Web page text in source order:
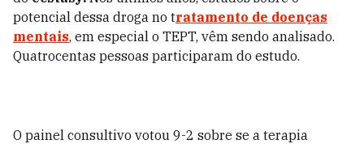
potencial dessa droga no tratamento de doenças
mentais, em especial o TEPT, vêm sendo analisado.
Quatrocentas pessoas participaram do estudo.
O painel consultivo votou 9-2 sobre se a terapia